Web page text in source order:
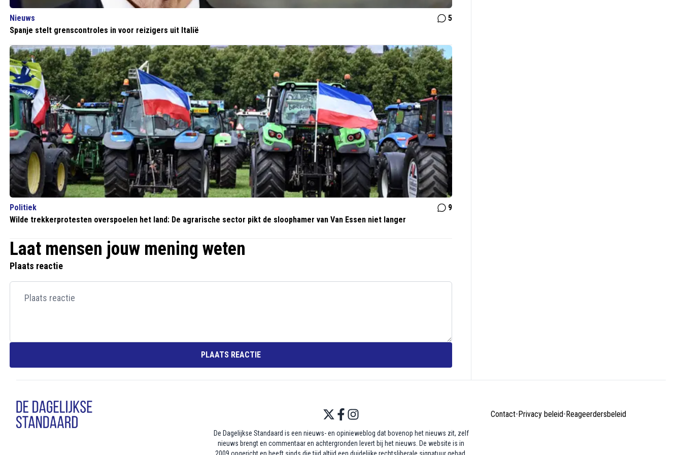
Nieuws
5
Spanje stelt grenscontroles in voor reizigers uit Italië
Politiek
9
Wilde trekkerprotesten overspoelen het land: De agrarische sector pikt de sloophamer van Van Essen niet langer
Laat mensen jouw mening weten
Plaats reactie
PLAATS REACTIE
Contact• Privacy beleid• Reageerdersbeleid
De Dagelijkse Standaard is een nieuws- en opinieweblog dat bovenop het nieuws zit, zelf
nieuws brengt en commentaar en achtergronden levert bij het nieuws. De website is in